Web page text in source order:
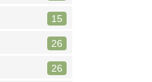
15
26
26